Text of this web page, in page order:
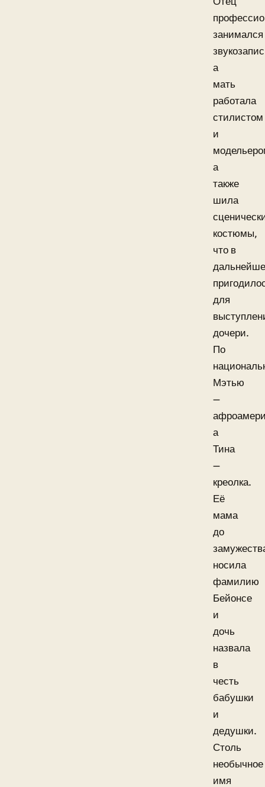
занимался
а
мать
работала
стилистом
и
а
также
шила
костюмы,
что в
для
дочери.
По
Мэтью
—
а
Тина
—
креолка.
Её
мама
до
носила
фамилию
Бейонсе
и
дочь
назвала
в
честь
бабушки
и
дедушки.
Столь
необычное
имя